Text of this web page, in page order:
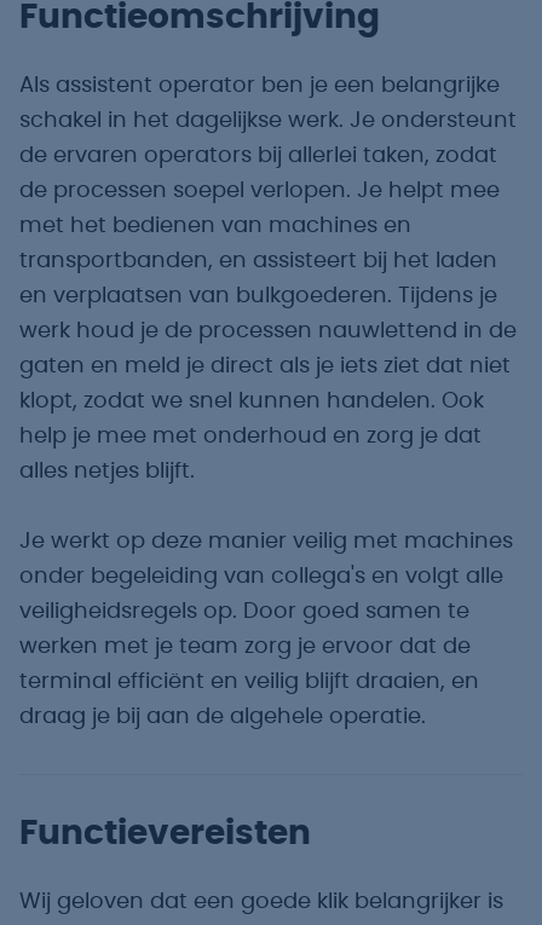
Functieomschrijving
Als assistent operator ben je een belangrijke
schakel in het dagelijkse werk. Je ondersteunt
de ervaren operators bij allerlei taken, zodat
de processen soepel verlopen. Je helpt mee
met het bedienen van machines en
transportbanden, en assisteert bij het laden
en verplaatsen van bulkgoederen. Tijdens je
werk houd je de processen nauwlettend in de
gaten en meld je direct als je iets ziet dat niet
klopt, zodat we snel kunnen handelen. Ook
help je mee met onderhoud en zorg je dat
alles netjes blijft.
Je werkt op deze manier veilig met machines
onder begeleiding van collega's en volgt alle
veiligheidsregels op. Door goed samen te
werken met je team zorg je ervoor dat de
terminal efficiënt en veilig blijft draaien, en
draag je bij aan de algehele operatie.
Functievereisten
Wij geloven dat een goede klik belangrijker is